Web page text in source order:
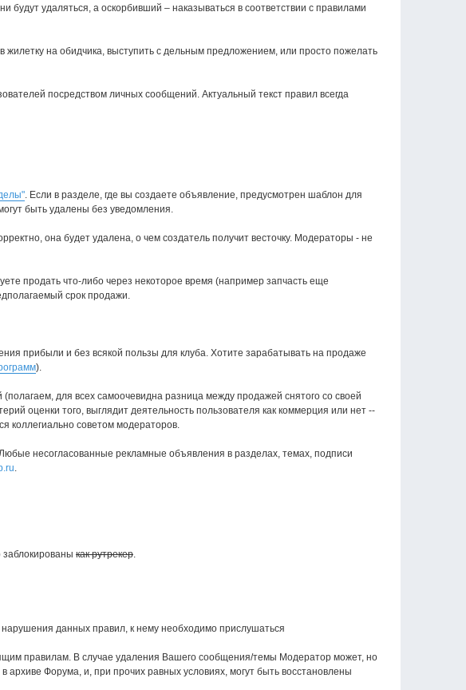
удаляться, а оскорбивший – наказываться в соответствии с правилами
на обидчика, выступить с дельным предложением, или просто пожелать
посредством личных сообщений. Актуальный текст правил всегда
. Если в разделе, где вы создаете объявление, предусмотрен шаблон для
быть удалены без уведомления.
она будет удалена, о чем создатель получит весточку. Модераторы - не
продать что-либо через некоторое время (например запчасть еще
срок продажи.
прибыли и без всякой пользы для клуба. Хотите зарабатывать на продаже
).
для всех самоочевидна разница между продажей снятого со своей
оценки того, выглядит деятельность пользователя как коммерция или нет --
коллегиально советом модераторов.
несогласованные рекламные объявления в разделах, темах, подписи
.
как рутрекер.
данных правил, к нему необходимо прислушаться
правилам. В случае удаления Вашего сообщения/темы Модератор может, но
Форума, и, при прочих равных условиях, могут быть восстановлены